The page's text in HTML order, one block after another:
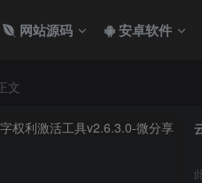
网站源码 安卓软件
文